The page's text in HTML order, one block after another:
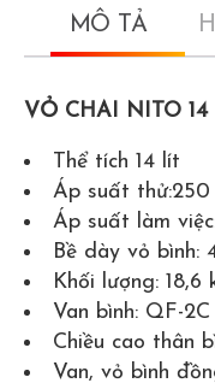
MÔ TẢ
VỎ CHAI NITO 14
Thể tích 14 lít
Áp suất thử:250
Áp suất làm
Bề dày vỏ bình:
Khối lượng: 18,6
Van bình: QF-2C
Chiều cao thân
Van, vỏ bình